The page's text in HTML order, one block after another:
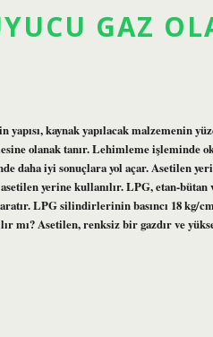
GAZ
yapısı, kaynak yapılacak malzemenin
olanak tanır. Lehimleme işleminde
daha iyi sonuçlara yol açar. Asetilen
yerine kullanılır. LPG, etan-bütan
LPG silindirlerinin basıncı 18 kg/
mı? Asetilen, renksiz bir gazdır ve